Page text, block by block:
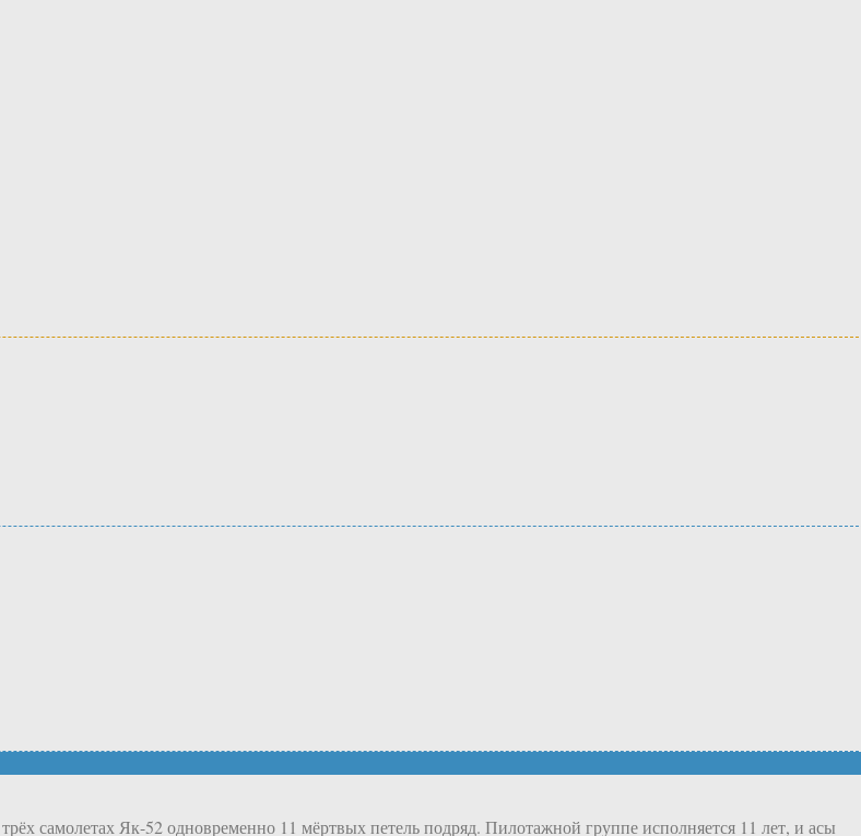
самолетах Як-52 одновременно 11 мёртвых петель подряд. Пилотажной группе исполняется 11 лет, и асы